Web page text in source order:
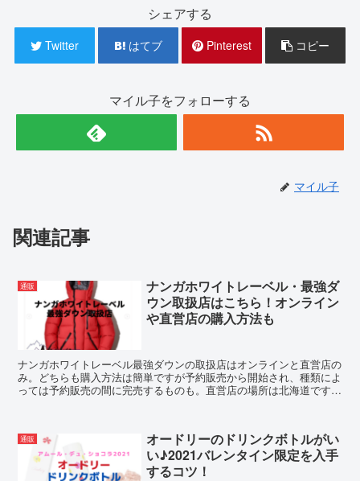
シェアする
Twitter はてブ Pinterest コピー
マイル子をフォローする
マイル子
関連記事
通販
ナンガホワイトレーベル・最強ダ
ウン取扱店はこちら！オンライン
や直営店の購入方法も
ナンガホワイトレーベル最強ダウンの取扱店はオンラインと直営店の
み。どちらも購入方法は簡単ですが予約販売から開始され、種類によ
っては予約販売の間に完売するものも。直営店の場所は北海道です
通販
オードリーのドリンクボトルがい
い♪2021バレンタイン限定を入手
するコツ！